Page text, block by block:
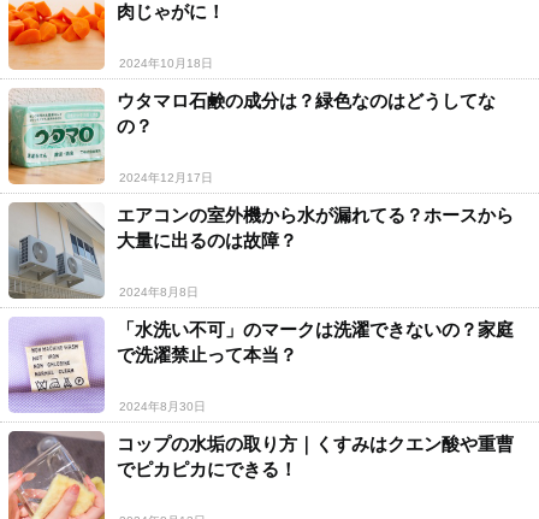
肉じゃがに！
2024年10月18日
ウタマロ石鹸の成分は？緑色なのはどうしてな
の？
2024年12月17日
エアコンの室外機から水が漏れてる？ホースから
大量に出るのは故障？
2024年8月8日
「水洗い不可」のマークは洗濯できないの？家庭
で洗濯禁止って本当？
2024年8月30日
コップの水垢の取り方｜くすみはクエン酸や重曹
でピカピカにできる！